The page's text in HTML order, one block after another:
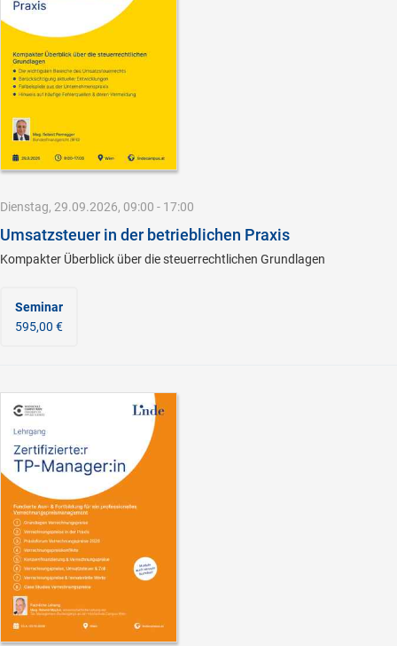
Dienstag, 29.09.2026, 09:00 - 17:00
Umsatzsteuer in der betrieblichen Praxis
Kompakter Überblick über die steuerrechtlichen Grundlagen
Seminar
595,00 €